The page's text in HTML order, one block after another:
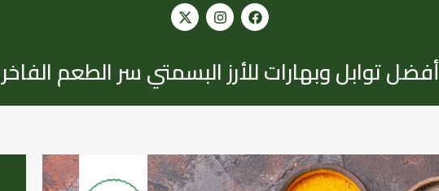
أفضل توابل وبهارات للأرز البسمتي سر الطعم الفاخر